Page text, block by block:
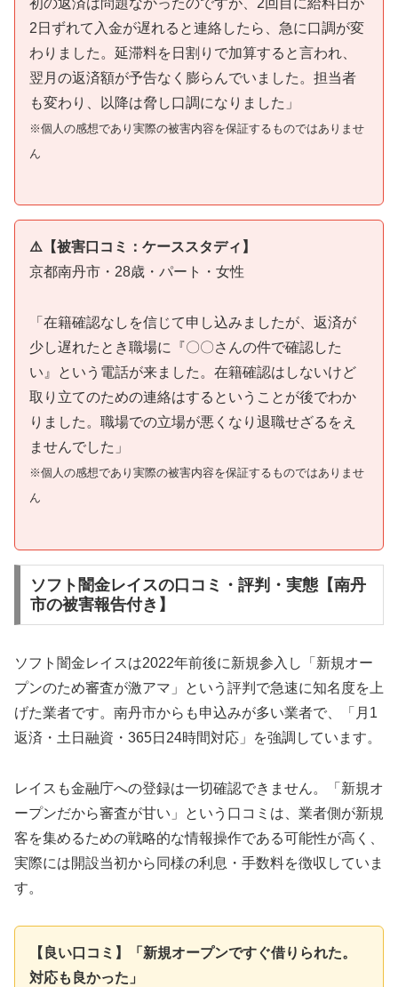
2日ずれて入金が遅れると連絡したら、急に口調が変
わりました。延滞料を日割りで加算すると言われ、
翌月の返済額が予告なく膨らんでいました。担当者
も変わり、以降は脅し口調になりました」
※個人の感想であり実際の被害内容を保証するものではありませ
ん
⚠️【被害口コミ：ケーススタディ】
京都南丹市・28歳・パート・女性
「在籍確認なしを信じて申し込みましたが、返済が
少し遅れたとき職場に『〇〇さんの件で確認した
い』という電話が来ました。在籍確認はしないけど
取り立てのための連絡はするということが後でわか
りました。職場での立場が悪くなり退職せざるをえ
ませんでした」
※個人の感想であり実際の被害内容を保証するものではありませ
ん
ソフト闇金レイスの口コミ・評判・実態【南丹
市の被害報告付き】
ソフト闇金レイスは2022年前後に新規参入し「新規オー
プンのため審査が激アマ」という評判で急速に知名度を上
げた業者です。南丹市からも申込みが多い業者で、「月1
返済・土日融資・365日24時間対応」を強調しています。
レイスも金融庁への登録は一切確認できません。「新規オ
ープンだから審査が甘い」という口コミは、業者側が新規
客を集めるための戦略的な情報操作である可能性が高く、
実際には開設当初から同様の利息・手数料を徴収していま
す。
【良い口コミ】「新規オープンですぐ借りられた。
対応も良かった」